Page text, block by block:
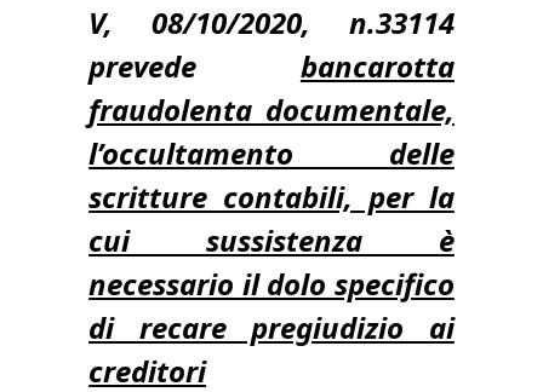
V, 08/10/2020, n.33114
prevede bancarotta
fraudolenta documentale,
l’occultamento delle
scritture contabili, per la
cui sussistenza è
necessario il dolo specifico
di recare pregiudizio ai
creditori